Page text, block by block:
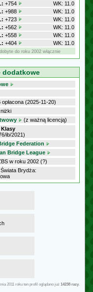
+754
WK: 11.0
+988
WK: 11.0
+723
WK: 11.0
+562
WK: 11.0
+558
WK: 11.0
+404 WK: 11.0
do roku 2002 włącznie
dodatkowe
opłacona (2025-11-20)
(z ważną licencją)
ib/2021)
Federation
Bridge League
w roku 2002 (?)
Brydża:
2011 roku ten profil oglądano już 14238 razy.